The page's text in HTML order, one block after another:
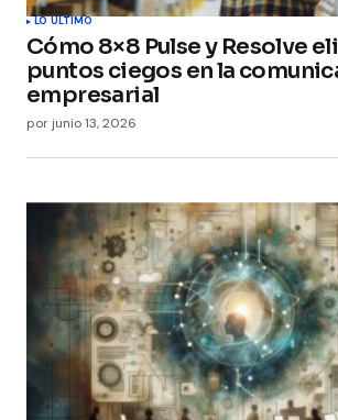
Submit Comment
LO ÚLTIMO
Cómo 8×8 Pulse y Resolve
puntos ciegos en la
empresarial
por junio 13, 2026